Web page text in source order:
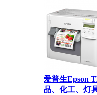
爱普生Epson
品、化工、灯